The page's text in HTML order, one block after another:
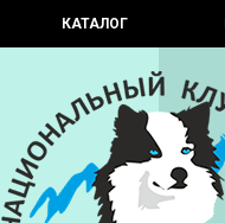
КАТАЛОГ